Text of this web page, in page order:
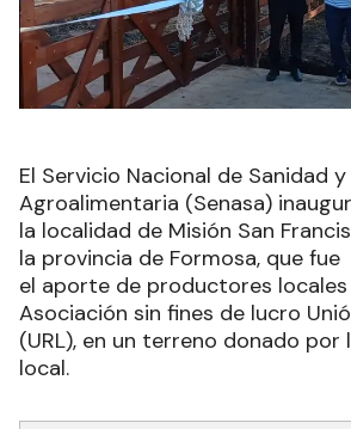
El Servicio Nacional de Sanidad
Agroalimentaria (Senasa)
la localidad de Misión San
la provincia de Formosa, que
el aporte de productores locales
Asociación sin fines de lucro
(URL), en un terreno donado por
local.